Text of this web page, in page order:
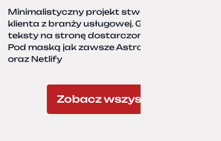
Minimalistyczny projekt stworzony dla
klienta z branży usługowej. Grafiki oraz
teksty na stronę dostarczone przez klienta.
Pod maską jak zawsze Astro, TailwindCSS,
oraz Netlify
Zobacz wszystkie